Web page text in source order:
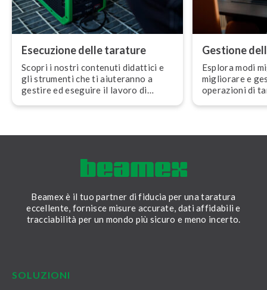
Esecuzione delle tarature
Scopri i nostri contenuti didattici e
gli strumenti che ti aiuteranno a
gestire ed eseguire il lavoro di
Gestione
Esplora modi
migliorare e
operazioni di
Beamex è il tuo partner di fiducia per una taratura
eccellente, fornisce misure accurate, dati affidabili e
tracciabilità per un mondo più sicuro e meno incerto.
SOLUZIONI